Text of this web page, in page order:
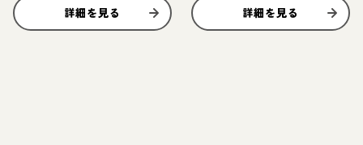
詳細を見る 詳細を見る